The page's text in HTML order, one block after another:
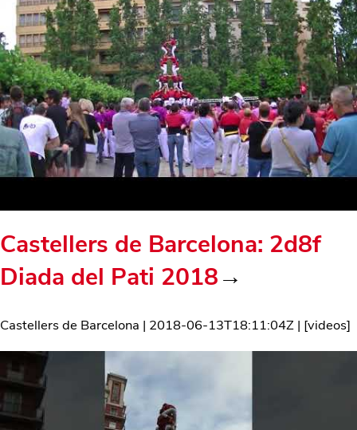
Castellers de Barcelona: 2d8f
Diada del Pati 2018→
Castellers de Barcelona | 2018-06-13T18:11:04Z | [videos]